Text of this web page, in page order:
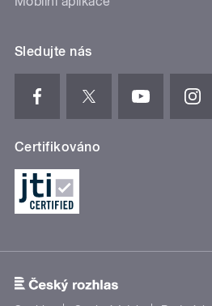
Sledujte nás
Certifikováno